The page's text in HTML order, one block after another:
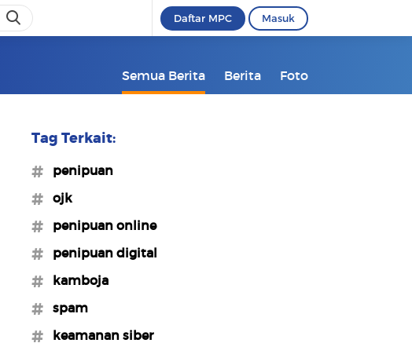
Daftar MPC Masuk
Semua Berita Berita Foto
Tag Terkait:
#penipuan
#ojk
#penipuan online
#penipuan digital
#kamboja
#spam
#keamanan siber